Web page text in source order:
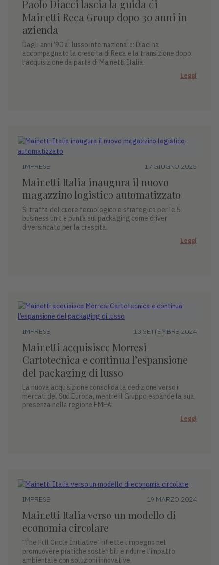
Paolo Diacci lascia la guida di
Mainetti Reca Group dopo 30 anni in
azienda
Dagli anni ’90 al lusso internazionale: Diaci ha
accompagnato la crescita di Reca e la transizione dopo
l’acquisizione da parte di Mainetti Italia.
Leggi
IMPRESE 17 GIUGNO 2025
Mainetti Italia inaugura il nuovo
magazzino logistico automatizzato
Si tratta del cuore tecnologico e strategico per le 5
business unit e punta sul packaging come driver
diversificato per la crescita.
Leggi
IMPRESE 13 SETTEMBRE 2024
Mainetti acquisisce Morresi
Cartotecnica e continua l’espansione
del packaging di lusso
La nuova acquisizione consolida la dedizione verso i
mercati del Sud Europa, mentre il Gruppo espande la sua
presenza nella regione EMEA.
Leggi
IMPRESE 19 MARZO 2024
Mainetti Italia verso un modello di
economia circolare
"The Full Circle Initiative" riflette l'impegno nel
promuovere pratiche sostenibili e ridurre l'impatto
ambientale con soluzioni innovative.